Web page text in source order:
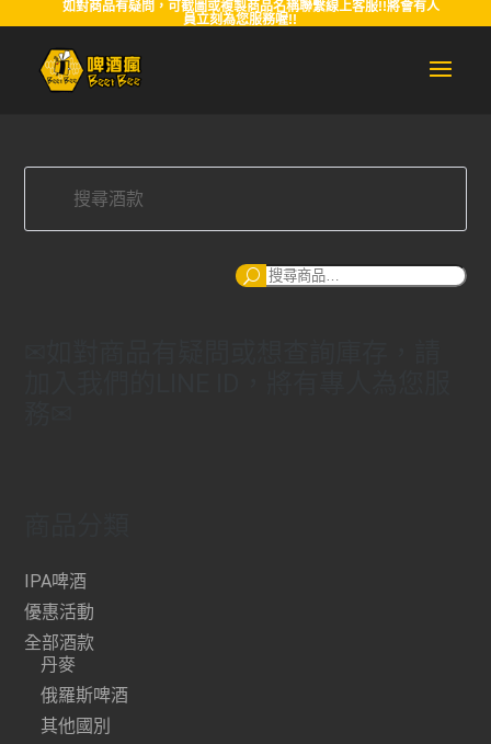
如對商品有疑問，可截圖或複製商品名稱聯繫線上客服!!將會有人
員立刻為您服務喔!!
搜
IPA啤酒
優惠活動
全部酒款
丹麥
俄羅斯啤酒
其他國別